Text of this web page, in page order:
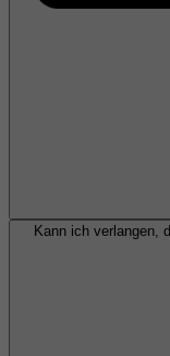
Kann ich verlangen,